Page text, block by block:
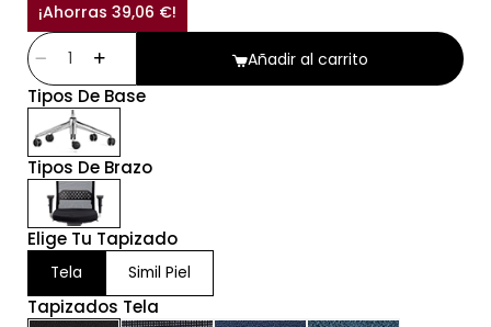
¡Ahorras 39,06 €!
Añadir al carrito
Tipos De Base
Tipos De Brazo
Elige Tu Tapizado
Tela Simil Piel
Tapizados Tela